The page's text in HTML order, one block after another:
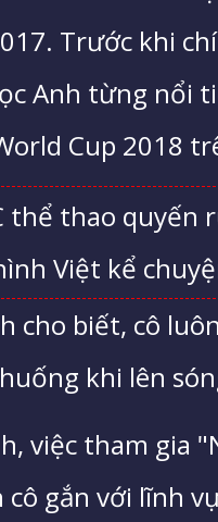
Trước khi
Anh từng
Cup 2018
cho biết, cô
khi lên
việc tham gia
cô gắn với lĩnh